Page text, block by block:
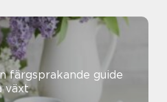
färgsprakande guide
växt